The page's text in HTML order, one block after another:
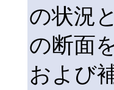
の状況
の断面
および